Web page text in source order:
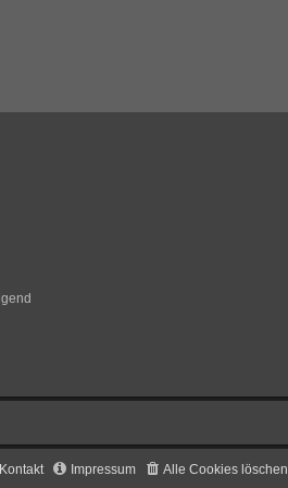
Alle Cookies löschen
Impressum
Kontakt